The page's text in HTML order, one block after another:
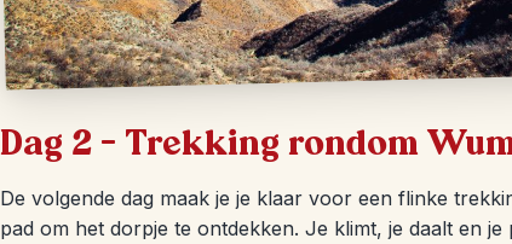
Dag 2 – Trekking rondom
De volgende dag maak je je klaar voor een flinke
pad om het dorpje te ontdekken. Je klimt, je daalt en